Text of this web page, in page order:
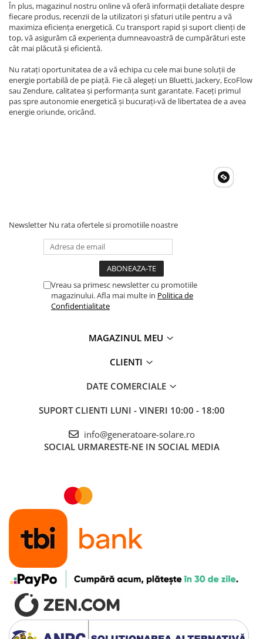
În plus, magazinul nostru online vă oferă informații detaliate despre
fiecare produs, recenzii de la utilizatori și sfaturi utile pentru a vă
maximiza eficiența energetică. Cu transport rapid și suport clienți de
top, vă asigurăm că experiența dumneavoastră de cumpărături este
cât mai plăcută și eficientă.
Nu ratați oportunitatea de a vă echipa cu cele mai bune soluții de
energie portabilă de pe piață. Fie că alegeți un Bluetti, Jackery, EcoFlow
sau Zendure, calitatea și performanța sunt garantate. Faceți primul
pas spre autonomie energetică și bucurați-vă de libertatea de a avea
energie oriunde, oricând.
Newsletter Nu rata ofertele si promotiile noastre
Vreau sa primesc newsletter cu promotiile
magazinului. Afla mai multe in Politica de
Confidentialitate
MAGAZINUL MEU
CLIENTI
DATE COMERCIALE
SUPORT CLIENTI LUNI - VINERI 10:00 - 18:00
info@generatoare-solare.ro
SOCIAL URMARESTE-NE IN SOCIAL MEDIA